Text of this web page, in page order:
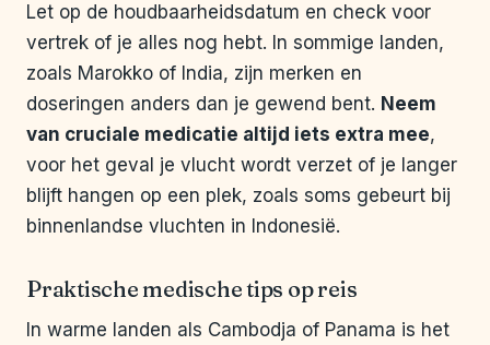
Let op de houdbaarheidsdatum en check voor
vertrek of je alles nog hebt. In sommige landen,
zoals Marokko of India, zijn merken en
doseringen anders dan je gewend bent. Neem
van cruciale medicatie altijd iets extra mee,
voor het geval je vlucht wordt verzet of je langer
blijft hangen op een plek, zoals soms gebeurt bij
binnenlandse vluchten in Indonesië.
Praktische medische tips op reis
In warme landen als Cambodja of Panama is het